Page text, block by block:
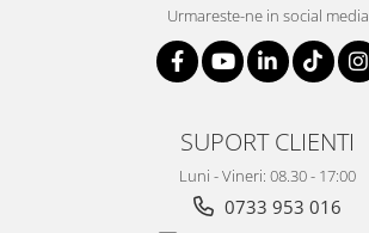
Urmareste-ne in social media
SUPORT CLIENTI
Luni - Vineri: 08.30 - 17:00
0733 953 016